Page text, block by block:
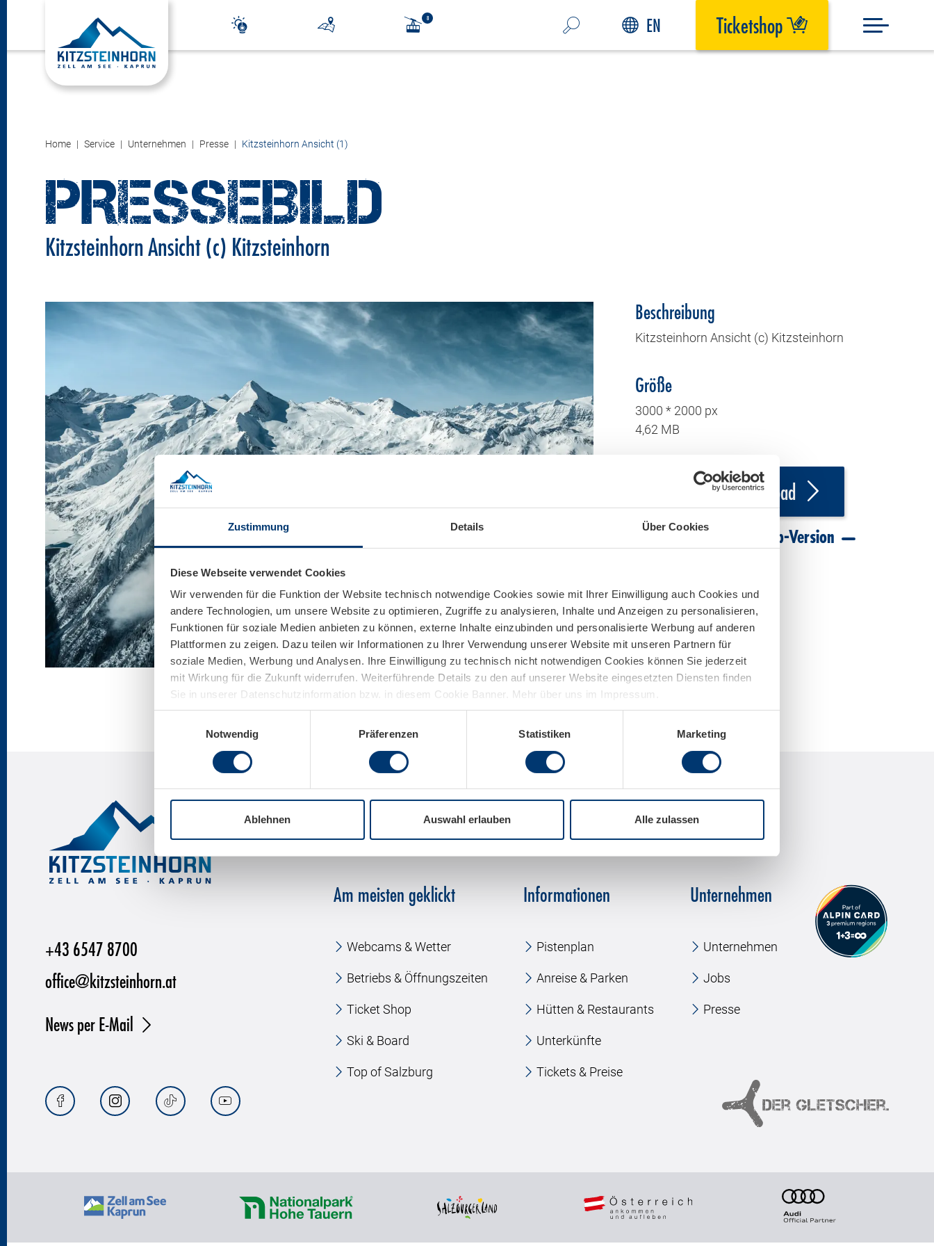
Zustimmung Details Über Cookies
Diese Webseite verwendet Cookies
Wir verwenden für die Funktion der Website technisch notwendige Cookies sowie mit Ihrer Einwilligung auch Cookies und
andere Technologien, um unsere Website zu optimieren, Zugriffe zu analysieren, Inhalte und Anzeigen zu personalisieren,
Funktionen für soziale Medien anbieten zu können, externe Inhalte einzubinden und personalisierte Werbung auf anderen
Plattformen zu zeigen. Dazu teilen wir Informationen zu Ihrer Verwendung unserer Website mit unseren Partnern für
soziale Medien, Werbung und Analysen. Ihre Einwilligung zu technisch nicht notwendigen Cookies können Sie jederzeit
mit Wirkung für die Zukunft widerrufen. Weiterführende Details zu den auf unserer Website eingesetzten Diensten finden
Sie in unserer Datenschutzinformation bzw. in diesem Cookie Banner. Mehr über uns im Impressum.
Notwendig
Präferenzen Statistiken Marketing
Ablehnen Auswahl erlauben Alle zulassen
EN Ticketshop
Home Service Unternehmen Presse Kitzsteinhorn Ansicht (1)
PRESSEBILD
Kitzsteinhorn Ansicht (c) Kitzsteinhorn
Beschreibung
Kitzsteinhorn Ansicht (c) Kitzsteinhorn
Größe
3000 * 2000 px
4,62 MB
Download
Download Web-Version
+43 6547 8700
office@kitzsteinhorn.at
News per E-Mail
Am meisten geklickt
Webcams & Wetter
Betriebs & Öffnungszeiten
Ticket Shop
Ski & Board
Top of Salzburg
Informationen
Pistenplan
Anreise & Parken
Hütten & Restaurants
Unterkünfte
Tickets & Preise
Unternehmen
Unternehmen
Jobs
Presse